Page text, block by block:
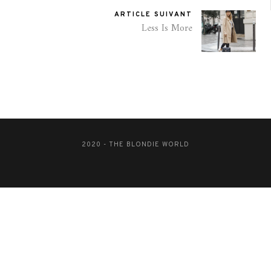
ARTICLE SUIVANT
Less Is More
2020 - THE BLONDIE WORLD